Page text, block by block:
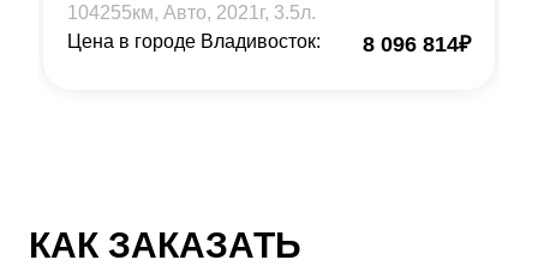
104255км, Авто, 2021 г, 3.5л.
Цена в городе Владивосток:
8 096 814₽
КАК ЗАКАЗАТЬ